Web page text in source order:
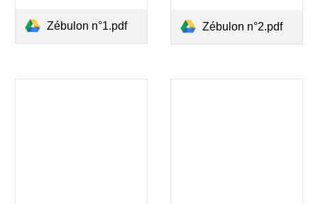
Zébulon n°1.pdf Zébulon n°2.pdf